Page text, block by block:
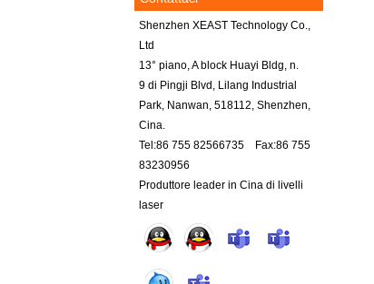
Shenzhen XEAST Technology Co.,
Ltd
13° piano, A block Huayi Bldg, n.
9 di Pingji Blvd, Lilang Industrial
Park, Nanwan, 518112, Shenzhen,
Cina.
Tel:86 755 82566735 Fax:86 755
83230956
Produttore leader in Cina di livelli
laser